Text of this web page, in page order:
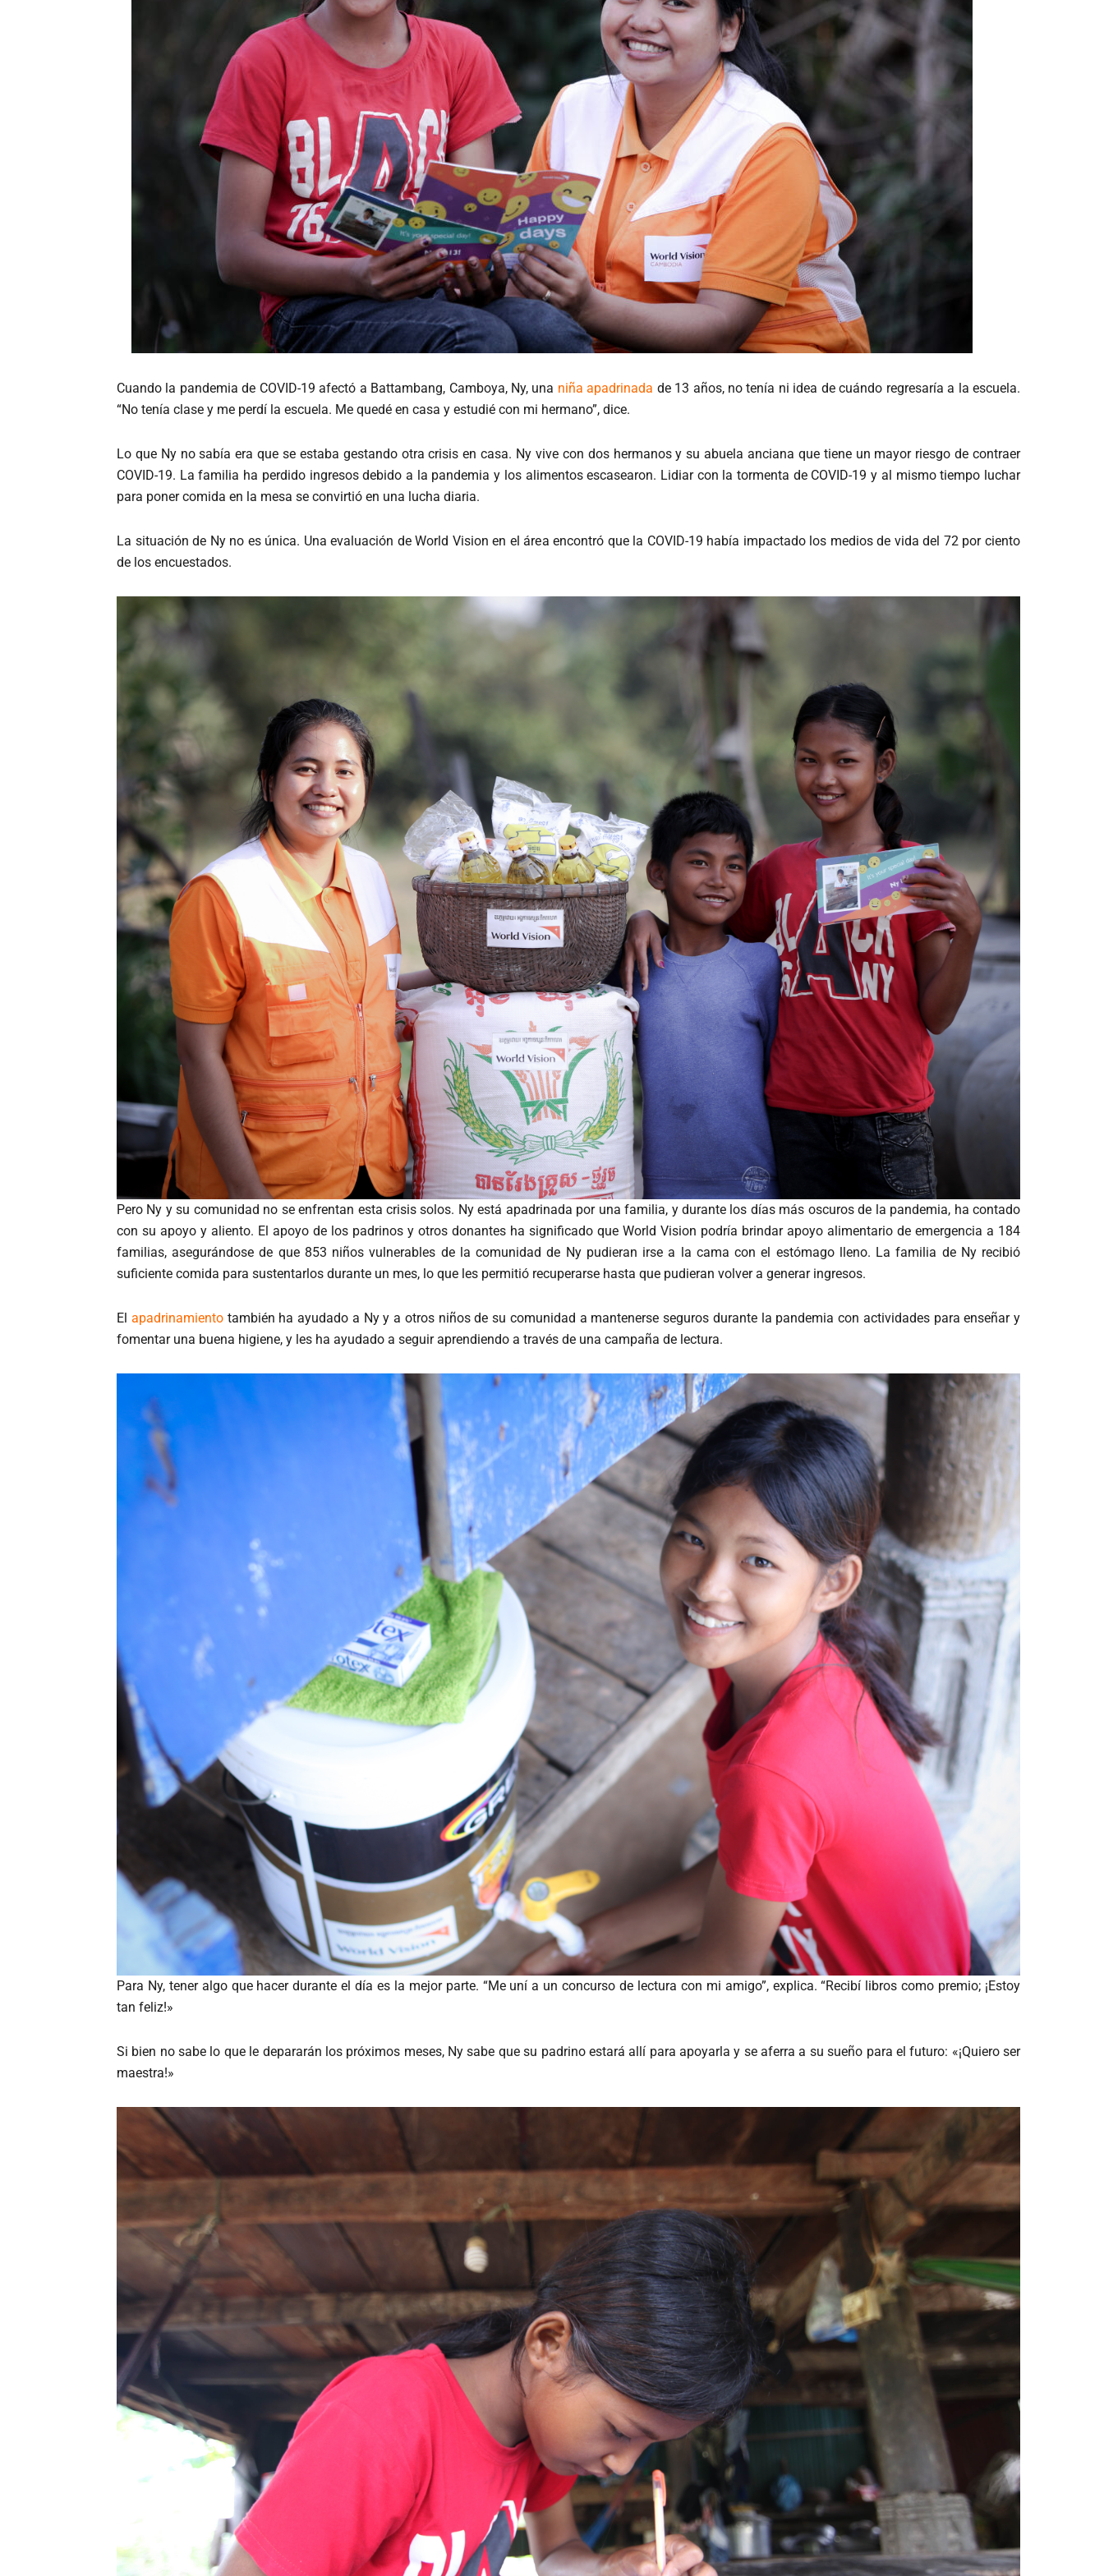
Cuando la pandemia de COVID-19 afectó a Battambang, Camboya, Ny, una niña apadrinada de 13 años, no tenía ni idea de cuándo regresaría a la escuela.
“No tenía clase y me perdí la escuela. Me quedé en casa y estudié con mi hermano”, dice.
Lo que Ny no sabía era que se estaba gestando otra crisis en casa. Ny vive con dos hermanos y su abuela anciana que tiene un mayor riesgo de contraer
COVID-19. La familia ha perdido ingresos debido a la pandemia y los alimentos escasearon. Lidiar con la tormenta de COVID-19 y al mismo tiempo luchar
para poner comida en la mesa se convirtió en una lucha diaria.
La situación de Ny no es única. Una evaluación de World Vision en el área encontró que la COVID-19 había impactado los medios de vida del 72 por ciento
de los encuestados.
Pero Ny y su comunidad no se enfrentan esta crisis solos. Ny está apadrinada por una familia, y durante los días más oscuros de la pandemia, ha contado
con su apoyo y aliento. El apoyo de los padrinos y otros donantes ha significado que World Vision podría brindar apoyo alimentario de emergencia a 184
familias, asegurándose de que 853 niños vulnerables de la comunidad de Ny pudieran irse a la cama con el estómago lleno. La familia de Ny recibió
suficiente comida para sustentarlos durante un mes, lo que les permitió recuperarse hasta que pudieran volver a generar ingresos.
El apadrinamientotambién ha ayudado a Ny y a otros niños de su comunidad a mantenerse seguros durante la pandemia con actividades para enseñar y
fomentar una buena higiene, y les ha ayudado a seguir aprendiendo a través de una campaña de lectura.
Para Ny, tener algo que hacer durante el día es la mejor parte. “Me uní a un concurso de lectura con mi amigo”, explica. “Recibí libros como premio; ¡Estoy
tan feliz!»
Si bien no sabe lo que le depararán los próximos meses, Ny sabe que su padrino estará allí para apoyarla y se aferra a su sueño para el futuro: «¡Quiero ser
maestra!»